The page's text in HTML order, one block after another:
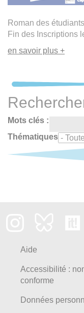
Roman des
Fin des Inscriptions
en savoir plus +
Mots clés :
Thématiques
Aide
Accessibilité :
conforme
Données